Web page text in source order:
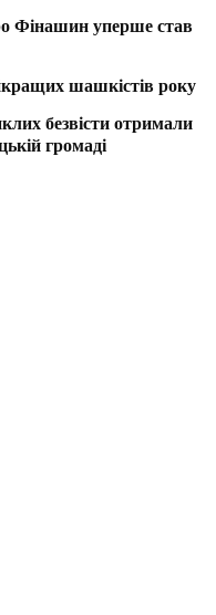
Фінашин уперше став
шашкістів року
безвісти отримали
громаді